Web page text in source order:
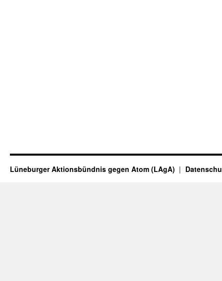
Lüneburger Aktionsbündnis gegen Atom (LAgA)